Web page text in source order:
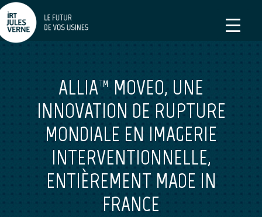
ALLIA™ MOVEO, UNE
INNOVATION DE RUPTURE
MONDIALE EN IMAGERIE
INTERVENTIONNELLE,
ENTIÈREMENT MADE IN
FRANCE